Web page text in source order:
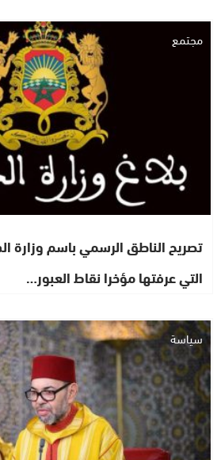
مجتمع
تصريح الناطق الرسمي باسم وزارة
التي عرفتها مؤخرا نقاط العبور…
سياسة